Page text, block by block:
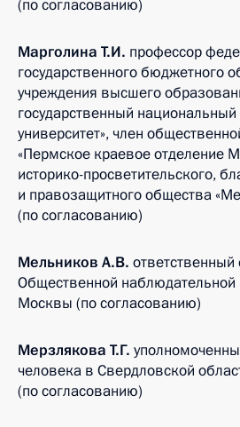
(по согласованию)
Марголина Т.И. профессор
государственного бюджетного
учреждения высшего
государственный
университет», член
«Пермское краевое отделение
историко-просветительского,
и правозащитного общества
(по согласованию)
Мельников А.В. ответственный
Общественной наблюдательной
Москвы (по согласованию)
Мерзлякова Т.Г.
человека в Свердловской
(по согласованию)